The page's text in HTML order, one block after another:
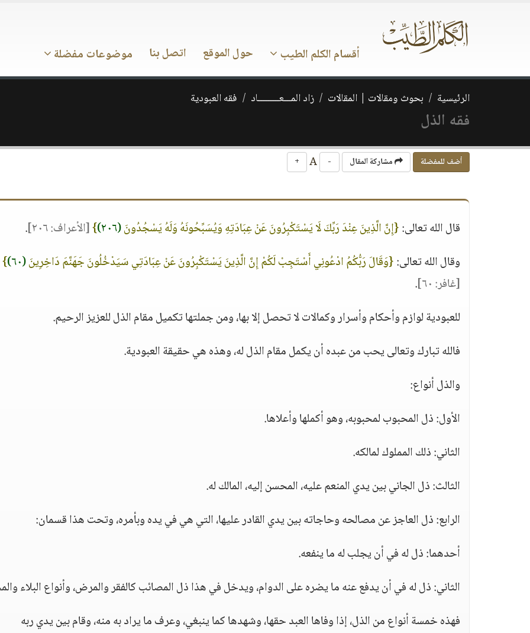
أقسام الكلم الطيب حول الموقع اتصل بنا موضوعات مفضلة
الرئيسية بحوث ومقالات | المقالات زاد المـــعـــــــــاد فقه العبودية
فقه الذل
أضف للمفضلة مشاركة المقال -
+
قال الله تعالى:{إِنَّ الَّذِينَ عِنْدَ رَبِّكَ لَا يَسْتَكْبِرُونَ عَنْ عِبَادَتِهِ وَيُسَبِّحُونَهُ وَلَهُ يَسْجُدُونَ(٢٠٦) }[الأعراف: ٢٠٦]
.
وقال الله تعالى:{وَقَالَ رَبُّكُمُ ادْعُونِي أَسْتَجِبْ لَكُمْ إِنَّ الَّذِينَ يَسْتَكْبِرُونَ عَنْ عِبَادَتِي سَيَدْخُلُونَ جَهَنَّمَ دَاخِرِينَ(٦٠)
}
[غافر: ٦٠]
.
للعبودية لوازم وأحكام وأسرار وكمالات لا تحصل إلا بها، ومن جملتها تكميل مقام الذل للعزيز الرحيم.
فالله تبارك وتعالى يحب من عبده أن يكمل مقام الذل له، وهذه هي حقيقة العبودية.
والذل أنواع:
الأول: ذل المحبوب لمحبوبه، وهو أكملها وأعلاها.
الثاني: ذلك المملوك لمالكه.
الثالث: ذل الجاني بين يدي المنعم عليه، المحسن إليه، المالك له.
الرابع: ذل العاجز عن مصالحه وحاجاته بين يدي القادر عليها، التي هي في يده وبأمره، وتحت هذا قسمان:
أحدهما: ذل له في أن يجلب له ما ينفعه.
الثاني: ذل له في أن يدفع عنه ما يضره على الدوام، ويدخل في هذا ذل المصائب كالفقر والمرض، وأنواع البلاء
فهذه خمسة أنواع من الذل، إذا وفاها العبد حقها، وشهدها كما ينبغي، وعرف ما يراد به منه، وقام بين يدي ربه